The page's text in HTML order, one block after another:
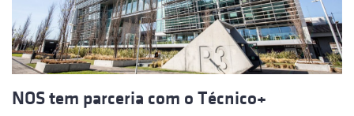
NOS tem parceria com o Técnico+